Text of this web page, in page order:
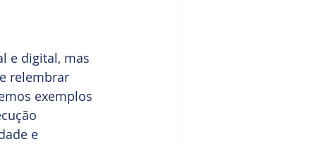
e digital, mas
relembrar
exemplos
e